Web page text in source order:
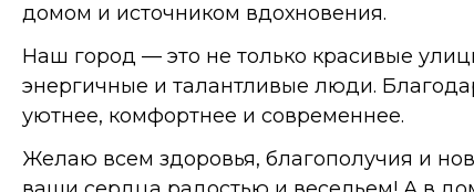
домом и источником вдохновения.
Наш город — это не только красивые
энергичные и талантливые люди.
уютнее, комфортнее и современнее.
Желаю всем здоровья, благополучия и